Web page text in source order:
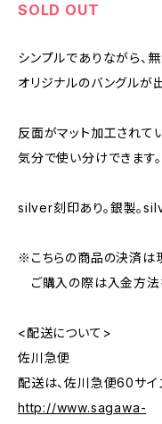
SOLD OUT
シンプルでありながら、
オリジナルのバングルが
反面がマット加工されて
気分で使い分けできます。
silver刻印あり。銀製。
※こちらの商品の決済は
ご購入の際は入金方法
<配送について>
佐川急便
配送は、佐川急便60サイ
http://www.sagawa-